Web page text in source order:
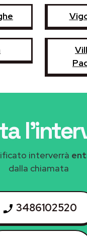
interverrà
dalla chiamata
3486102520